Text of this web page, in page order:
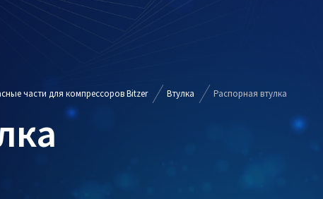
части для компрессоров Bitzer Втулка Распорная втулка